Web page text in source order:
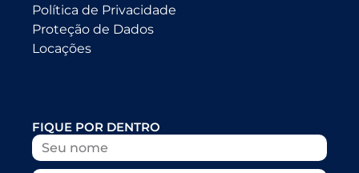
Política de Privacidade
Proteção de Dados
Locações
FIQUE POR DENTRO